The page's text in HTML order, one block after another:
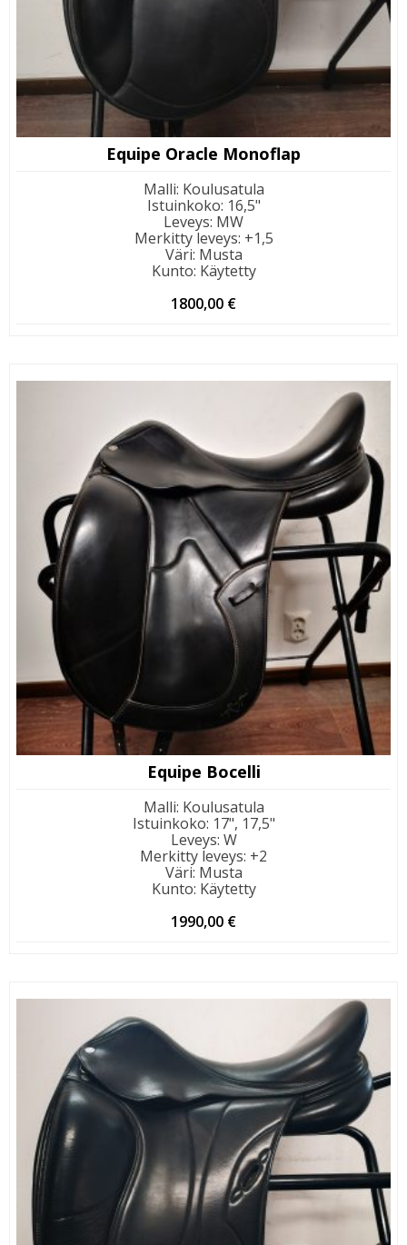
Equipe Oracle Monoflap
Malli: Koulusatula
Istuinkoko: 16,5"
Leveys: MW
Merkitty leveys: +1,5
Väri: Musta
Kunto: Käytetty
1800,00 €
Equipe Bocelli
Malli: Koulusatula
Istuinkoko: 17", 17,5"
Leveys: W
Merkitty leveys: +2
Väri: Musta
Kunto: Käytetty
1990,00 €